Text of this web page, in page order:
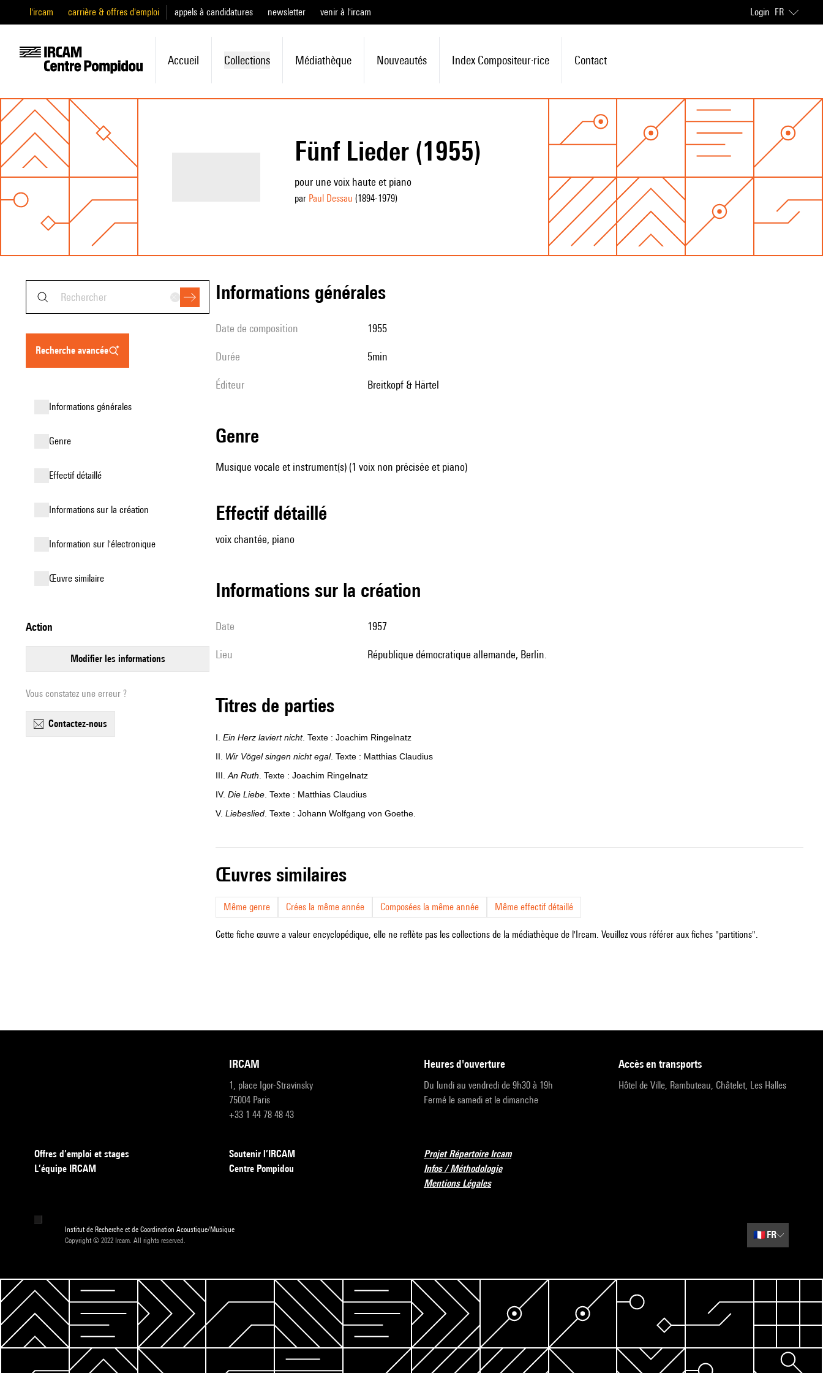
l'ircam carrière & offres d'emploi appels à candidatures newsletter venir à l'ircam Login FR
Accueil Collections Médiathèque Nouveautés Index Compositeur·rice Contact
Fünf Lieder (1955)
pour une voix haute et piano
par Paul Dessau (1894-1979)
recherche avancée
informations générales
genre
effectif détaillé
informations sur la création
Information sur l'électronique
œuvre similaire
action
modifier les informations
Vous constatez une erreur ?
contactez-nous
informations générales
date de composition 1955
durée 5min
éditeur Breitkopf & Härtel
genre
Musique vocale et instrument(s) (1 voix non précisée et piano)
effectif détaillé
voix chantée, piano
informations sur la création
date 1957
lieu République démocratique allemande, Berlin.
Titres de parties
I. Ein Herz laviert nicht. Texte : Joachim Ringelnatz
II. Wir Vögel singen nicht egal. Texte : Matthias Claudius
III. An Ruth . Texte : Joachim Ringelnatz
IV. Die Liebe . Texte : Matthias Claudius
V. Liebeslied . Texte : Johann Wolfgang von Goethe.
œuvres similaires
Même genre Crées la même année Composées la même année Même effectif détaillé
Cette fiche œuvre a valeur encyclopédique, elle ne reflète pas les collections de la médiathèque de l'Ircam. Veuillez vous référer aux fiches "partitions".
IRCAM
1, place Igor-Stravinsky
75004 Paris
+33 1 44 78 48 43
heures d'ouverture
Du lundi au vendredi de 9h30 à 19h
Fermé le samedi et le dimanche
accès en transports
Hôtel de Ville, Rambuteau, Châtelet, Les Halles
Offres d’emploi et stages
L’équipe IRCAM
Soutenir l’IRCAM
Centre Pompidou
Projet Répertoire Ircam
Infos / Méthodologie
Mentions Légales
Institut de Recherche et de Coordination Acoustique/Musique
Copyright © 2022 Ircam. All rights reserved.
🇫🇷 FR